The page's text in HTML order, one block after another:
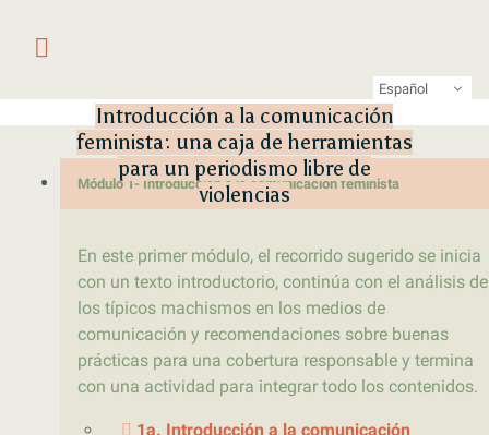
LATFEM Lab
Introducción a la comunicación
feminista: una caja de herramientas
para un periodismo libre de
violencias
Módulo 1- Introducción a la comunicación feminista
En este primer módulo, el recorrido sugerido se inicia
con un texto introductorio, continúa con el análisis de
los típicos machismos en los medios de
comunicación y recomendaciones sobre buenas
prácticas para una cobertura responsable y termina
con una actividad para integrar todo los contenidos.
1a. Introducción a la comunicación
Español